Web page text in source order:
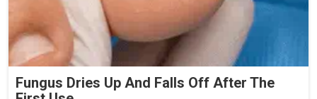
Fungus Dries Up And Falls Off After The